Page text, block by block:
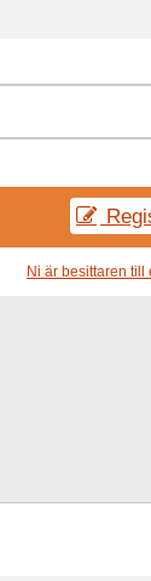
Ni är besittaren till